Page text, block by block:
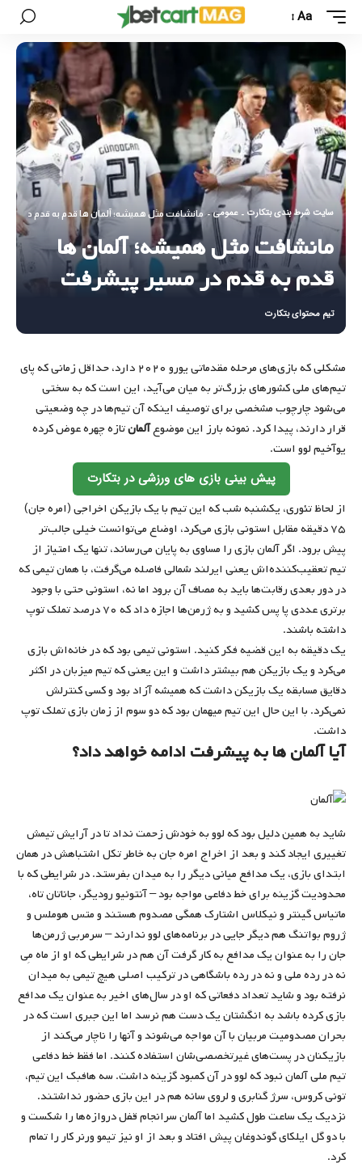
Aa
سایت شرط بندی بتکارت - عمومی - مانشافت مثل همیشه؛ آلمان ها قدم به قدم در
مانشافت مثل همیشه؛ آلمان ها
قدم به قدم در مسیر پیشرفت
تیم محتوای بتکارت
مشکلی که بازی‌های مرحله مقدماتی یورو ۲۰۲۰ دارد، حداقل زمانی که پای
تیم‌های ملی کشورهای بزرگ‌تر به میان می‌آید، این است که به سختی
می‌شود چارچوب مشخصی برای توصیف اینکه آن تیم‌ها در چه وضعیتی
قرار دارند، پیدا کرد. نمونه بارز این موضوعآلمانتازه چهره عوض کرده
یوآخیم لوو است.
پیش بینی بازی های ورزشی در بتکارت
از لحاظ تئوری، یکشنبه شب که این تیم با یک بازیکن اخراجی (امره جان)
۷۵ دقیقه مقابل استونی بازی می‌کرد، اوضاع می‌توانست خیلی جالب‌تر
پیش برود. اگر آلمان بازی را مساوی به پایان می‌رساند، تنها یک امتیاز از
تیم تعقیب‌کننده‌اش یعنی ایرلند شمالی فاصله می‌گرفت، با همان تیمی که
در دور بعدی رقابت‌ها باید به مصاف آن برود اما نه، استونی حتی با وجود
برتری عددی پا پس کشید و به ژرمن‌ها اجازه داد که ۷۰ درصد تملک توپ
داشته باشند.
یک دقیقه به این قضیه فکر کنید. استونی تیمی بود که در خانه‌اش بازی
می‌کرد و یک بازیکن هم بیشتر داشت و این یعنی که تیم میزبان در اکثر
دقایق مسابقه یک بازیکن داشت که همیشه آزاد بود و کسی کنترلش
نمی‌کرد. با این حال این تیم میهمان بود که دو سوم از زمان بازی تملک توپ
داشت.
آیا آلمان ها به پیشرفت ادامه خواهد داد؟
شاید به همین دلیل بود که لوو به خودش زحمت نداد تا در آرایش تیمش
تغییری ایجاد کند و بعد از اخراج امره جان به خاطر تکل اشتباهش در همان
ابتدای بازی، یک مدافع میانی دیگر را به میدان بفرستد. در شرایطی که با
محدودیت گزینه برای خط دفاعی مواجه بود – آنتونیو رودیگر، جاناتان تاه،
ماتیاس گینتر و نیکلاس اشتارک همگی مصدوم هستند و متس هوملس و
ژروم بواتنگ هم دیگر جایی در برنامه‌های لوو ندارند – سرمربی ژرمن‌ها
جان را به عنوان یک مدافع به کار گرفت آن هم در شرایطی که او از ماه مِی
‌نه در رده ملی و نه در رده باشگاهی در ترکیب اصلی هیچ تیمی به میدان
نرفته بود و شاید تعداد دفعاتی که او در سال‌های اخیر به عنوان یک مدافع
بازی کرده باشد به انگشتان یک دست هم نرسد اما این جبری است که در
بحران مصدومیت مربیان با آن مواجه می‌شوند و آنها را ناچار می‌کند از
بازیکنان در پست‌های غیرتخصصی‌شان استفاده کنند. اما فقط خط دفاعی
تیم ملی آلمان نبود که لوو در آن کمبود گزینه داشت. سه هافبک این تیم،
تونی کروس، سرژ گنابری و لروی سانه هم در این بازی حضور نداشتند.
نزدیک یک ساعت طول کشید اما آلمان سرانجام قفل دروازه‌ها را شکست و
با دو گل ایلکای گوندوغان پیش افتاد و بعد از او نیز تیمو ورنر کار را تمام
کرد.